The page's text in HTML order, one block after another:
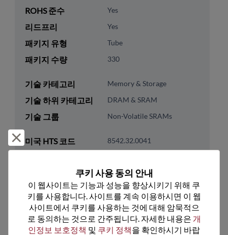
ROHS 준수 Yes
리드프리 Yes
패키지 유형 Tube
패키지 수량 330
기술 카테고리 Memory & Storage
기술 하위 카테고리 DRAM & SRAM
기술 그룹 Non-Volatile SRAMs
미국 HTS 코드 8542.32.0041
추천 대체 제품
거부 및 닫기
쿠키 사용 동의 안내
이 웹사이트는 기능과 성능을 향상시키기 위해 쿠
키를 사용합니다. 사이트를 계속 이용하시면 이 웹
사이트에서 쿠키를 사용하는 것에 대해 암묵적으
로 동의하는 것으로 간주됩니다. 자세한 내용은 개
인정보 보호정책 및 쿠키 정책을 확인하시기 바랍